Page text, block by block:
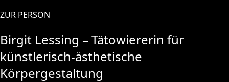
ZUR PERSON
Birgit Lessing – Tätowiererin für
künstlerisch-ästhetische
Körpergestaltung